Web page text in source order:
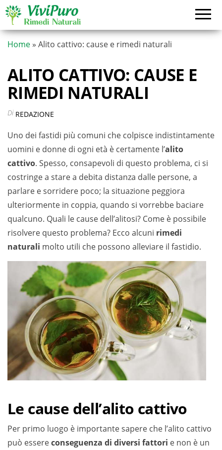
Vai
contenuto
Home » Alito cattivo: cause e rimedi naturali
ALITO CATTIVO: CAUSE E
RIMEDI NATURALI
Di REDAZIONE
Uno dei fastidi più comuni che colpisce indistintamente
uomini e donne di ogni età è certamente l’alito
cattivo. Spesso, consapevoli di questo problema, ci si
costringe a stare a debita distanza dalle persone, a
parlare e sorridere poco; la situazione peggiora
ulteriormente in coppia, quando si vorrebbe baciare
qualcuno. Quali le cause dell’alitosi? Come è possibile
risolvere questo problema? Ecco alcuni rimedi
naturali molto utili che possono alleviare il fastidio.
Le cause dell’alito cattivo
Per primo luogo è importante sapere che l’alito cattivo
può essereconseguenza di diversi fattori e non è un